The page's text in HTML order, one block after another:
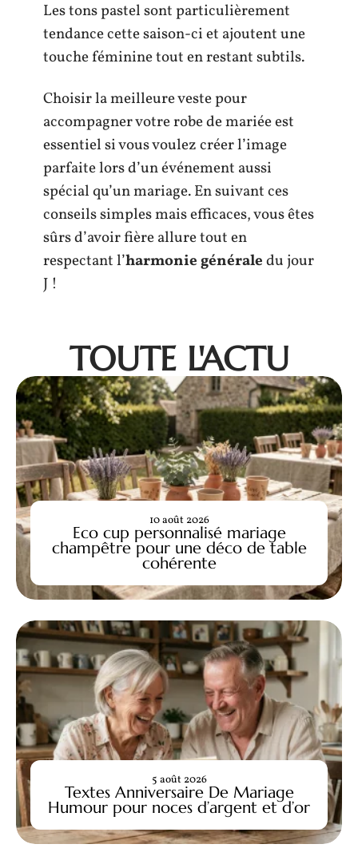
Les tons pastel sont particulièrement
tendance cette saison-ci et ajoutent une
touche féminine tout en restant subtils.
Choisir la meilleure veste pour
accompagner votre robe de mariée est
essentiel si vous voulez créer l’image
parfaite lors d’un événement aussi
spécial qu’un mariage. En suivant ces
conseils simples mais efficaces, vous êtes
sûrs d’avoir fière allure tout en
respectant l’harmonie généraledu jour
J !
TOUTE L'ACTU
Eco cup personnalisé mariage
champêtre pour une déco de table
cohérente
10 août 2026
Textes Anniversaire De Mariage
Humour pour noces d’argent et d’or
5 août 2026